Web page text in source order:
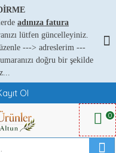
adınıza fatura
lütfen güncelleyiniz.
---> adreslerim ---
doğru bir şekilde
Ol
0